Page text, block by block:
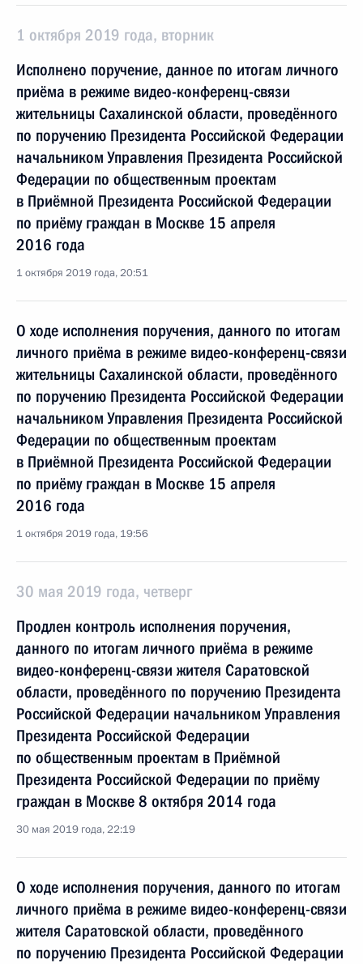
1 октября 2019 года, вторник
Исполнено поручение, данное по итогам личного
приёма в режиме видео-конференц-связи
жительницы Сахалинской области, проведённого
по поручению Президента Российской Федерации
начальником Управления Президента Российской
Федерации по общественным проектам
в Приёмной Президента Российской Федерации
по приёму граждан в Москве 15 апреля
2016 года
1 октября 2019 года, 20:51
О ходе исполнения поручения, данного по итогам
личного приёма в режиме видео-конференц-связи
жительницы Сахалинской области, проведённого
по поручению Президента Российской Федерации
начальником Управления Президента Российской
Федерации по общественным проектам
в Приёмной Президента Российской Федерации
по приёму граждан в Москве 15 апреля
2016 года
1 октября 2019 года, 19:56
30 мая 2019 года, четверг
Продлен контроль исполнения поручения,
данного по итогам личного приёма в режиме
видео-конференц-связи жителя Саратовской
области, проведённого по поручению Президента
Российской Федерации начальником Управления
Президента Российской Федерации
по общественным проектам в Приёмной
Президента Российской Федерации по приёму
граждан в Москве 8 октября 2014 года
30 мая 2019 года, 22:19
О ходе исполнения поручения, данного по итогам
личного приёма в режиме видео-конференц-связи
жителя Саратовской области, проведённого
по поручению Президента Российской Федерации